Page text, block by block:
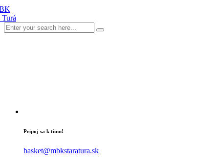
Pripoj sa k tímu!
basket@mbkstaratura.sk